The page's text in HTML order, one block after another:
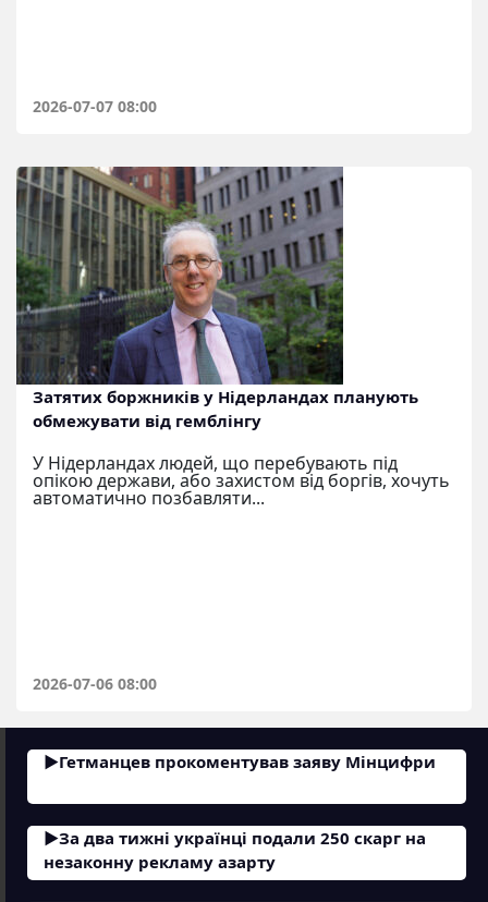
2026-07-07 08:00
Затятих боржників у Нідерландах планують
обмежувати від гемблінгу
У Нідерландах людей, що перебувають під
опікою держави, або захистом від боргів, хочуть
автоматично позбавляти...
2026-07-06 08:00
Гетманцев прокоментував заяву Мінцифри
За два тижні українці подали 250 скарг на
незаконну рекламу азарту